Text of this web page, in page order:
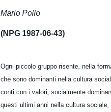
Mario Pollo
(NPG 1987-06-43)
Ogni piccolo gruppo risente, nella
che sono dominanti nella cultura
conti con i valori, socialmente
questi ultimi anni nella cultura